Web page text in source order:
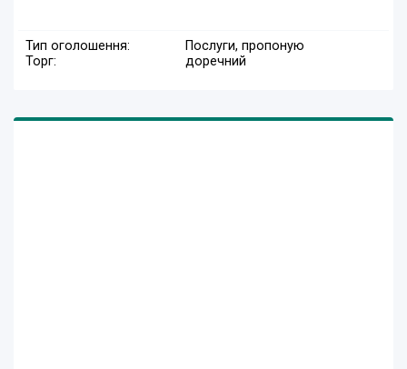
Тип оголошення:
Послуги, пропоную
Торг:
доречний